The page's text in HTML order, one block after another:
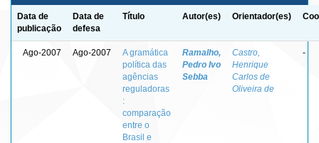
Data de
publicação
Data de
defesa
Título Autor(es) Orientador(es)
Ago-2007 Ago-2007
A gramática
política das
agências
reguladoras
:
comparação
entre o
Brasil e
Ramalho,
Pedro Ivo
Sebba
Castro,
Henrique
Carlos de
Oliveira de
-